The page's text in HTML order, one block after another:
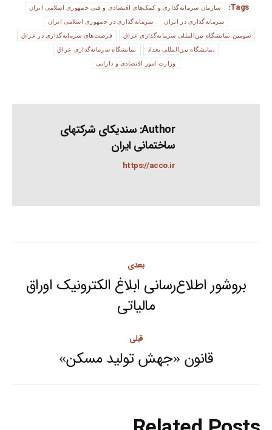
Tags:
سازمان سرمایه‌گذاری و کمک‌های اقتصادی و فنی جمهوری اسلامی ایران
سرمایه‌گذاری در ایران سرمایه‌گذاری در جمهوری اسلامی ایران
سومین نمایشگاه بین‌المللی سرمایه‌گذاری عراق فرصت‌های سرمایه‌گذاری در عراق
نمایشگاه بین‌المللی بغداد نمایشگاه سرمایه‌گذاری عراق
وزارت امور اقتصادی و دارایی
Author: سندیکای شرکتهای
ساختمانی ایران
https://acco.ir
navigation
قبلی
Previous
قانون «جهش تولید مسکن»
بعدی
Next
post:
بروشور اطلاع‌رسانی ابلاغ الکترونیک اوراق
مالیاتی